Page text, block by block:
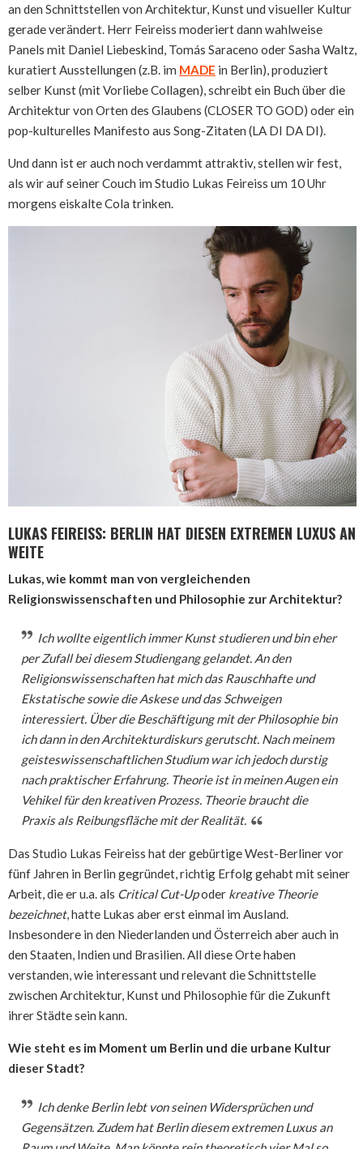
an den Schnittstellen von Architektur, Kunst und visueller Kultur
gerade verändert. Herr Feireiss moderiert dann wahlweise
Panels mit Daniel Liebeskind, Tomás Saraceno oder Sasha Waltz,
kuratiert Ausstellungen (z.B. im MADE in Berlin), produziert
selber Kunst (mit Vorliebe Collagen), schreibt ein Buch über die
Architektur von Orten des Glaubens (CLOSER TO GOD) oder ein
pop-kulturelles Manifesto aus Song-Zitaten (LA DI DA DI).
Und dann ist er auch noch verdammt attraktiv, stellen wir fest,
als wir auf seiner Couch im Studio Lukas Feireiss um 10 Uhr
morgens eiskalte Cola trinken.
LUKAS FEIREISS: BERLIN HAT DIESEN EXTREMEN LUXUS AN
WEITE
Lukas, wie kommt man von vergleichenden
Religionswissenschaften und Philosophie zur Architektur?
Ich wollte eigentlich immer Kunst studieren und bin eher
per Zufall bei diesem Studiengang gelandet. An den
Religionswissenschaften hat mich das Rauschhafte und
Ekstatische sowie die Askese und das Schweigen
interessiert. Über die Beschäftigung mit der Philosophie bin
ich dann in den Architekturdiskurs gerutscht. Nach meinem
geisteswissenschaftlichen Studium war ich jedoch durstig
nach praktischer Erfahrung. Theorie ist in meinen Augen ein
Vehikel für den kreativen Prozess. Theorie braucht die
Praxis als Reibungsfläche mit der Realität.
Das Studio Lukas Feireiss hat der gebürtige West-Berliner vor
fünf Jahren in Berlin gegründet, richtig Erfolg gehabt mit seiner
Arbeit, die er u.a. als Critical Cut-Upoder kreative Theorie
bezeichnet, hatte Lukas aber erst einmal im Ausland.
Insbesondere in den Niederlanden und Österreich aber auch in
den Staaten, Indien und Brasilien. All diese Orte haben
verstanden, wie interessant und relevant die Schnittstelle
zwischen Architektur, Kunst und Philosophie für die Zukunft
ihrer Städte sein kann.
Wie steht es im Moment um Berlin und die urbane Kultur
dieser Stadt?
Ich denke Berlin lebt von seinen Widersprüchen und
Gegensätzen. Zudem hat Berlin diesem extremen Luxus an